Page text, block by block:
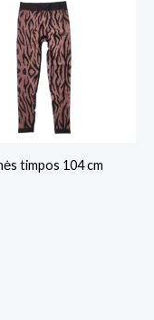
timpos 104 cm